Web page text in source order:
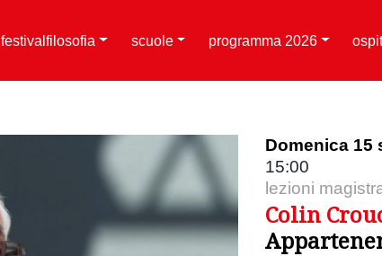
festivalfilosofia scuole programma 2026
Domenica 15
15:00
lezioni
Colin